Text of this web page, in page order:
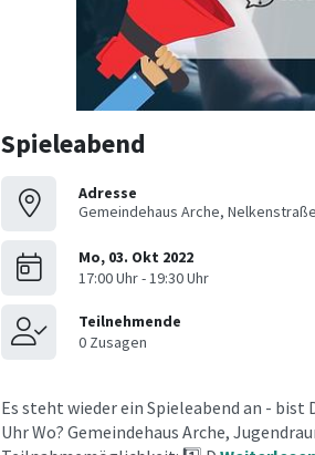
Spieleabend
Adresse
Gemeindehaus Arche,
Es steht wieder ein Spieleabend an - bist
Uhr Wo? Gemeindehaus Arche,